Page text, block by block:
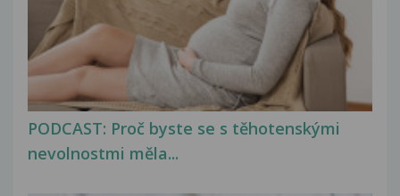
PODCAST: Proč byste se s těhotenskými
nevolnostmi měla...